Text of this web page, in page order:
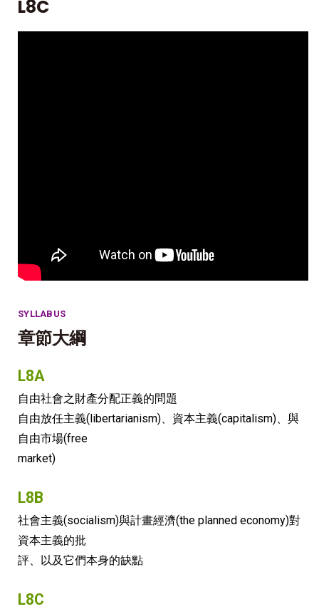
L8C
SYLLABUS
章節大綱
L8A
自由社會之財產分配正義的問題
自由放任主義(libertarianism)、資本主義(capitalism)、與
自由市場(free
market)
L8B
社會主義(socialism)與計畫經濟(the planned economy)對
資本主義的批
評、以及它們本身的缺點
L8C